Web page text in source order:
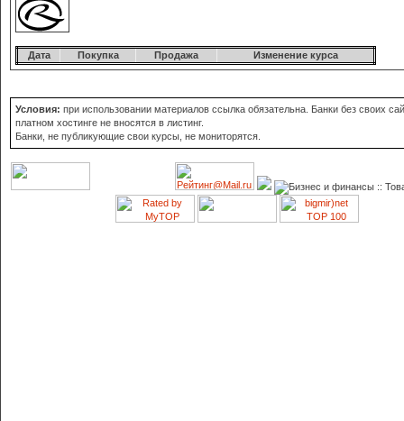
Дата Покупка Продажа Изменение курса
Условия: при использовании материалов ссылка обязательна. Банки без своих
платном хостинге не вносятся в листинг.
Банки, не публикующие свои курсы, не мониторятся.